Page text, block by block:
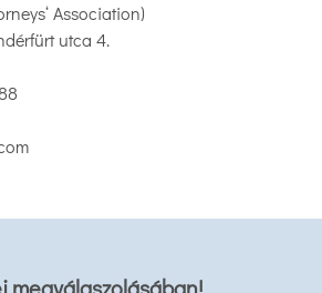
Association)
utca 4.